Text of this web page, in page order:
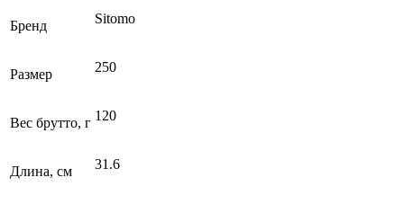
Бренд Sitomo
Размер 250
Вес брутто, г 120
Длина, см 31.6